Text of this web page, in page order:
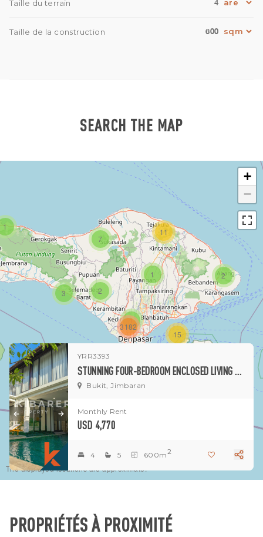
Taille du terrain 4
Taille de la construction 600
SEARCH THE MAP
1
1
1
3
7
2
15
11
3182
2
+
−
The displayed locations are approximate.
YRR3393
STUNNING FOUR-BEDROOM ENCLOSED LIVING VILLA WITH GYM SITUATED IN JIMBARAN
Bukit, Jimbaran
Monthly Rent
USD 4,770
4 5 600m2
PROPRIÉTÉS À PROXIMITÉ